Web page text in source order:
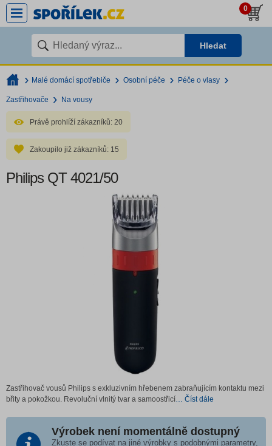
0
Hledat
Malé domácí spotřebiče Osobní péče Péče o vlasy
Zastřihovače Na vousy
Právě prohlíží zákazníků: 20
Zakoupilo již zákazníků: 15
Philips QT 4021/50
Zastřihovač vousů Philips s exkluzivním hřebenem zabraňujícím kontaktu mezi
břity a pokožkou. Revoluční vlnitý tvar a samoostřicí… Číst dále
Výrobek není momentálně dostupný
Zkuste se podívat na jiné výrobky s podobnými parametry,